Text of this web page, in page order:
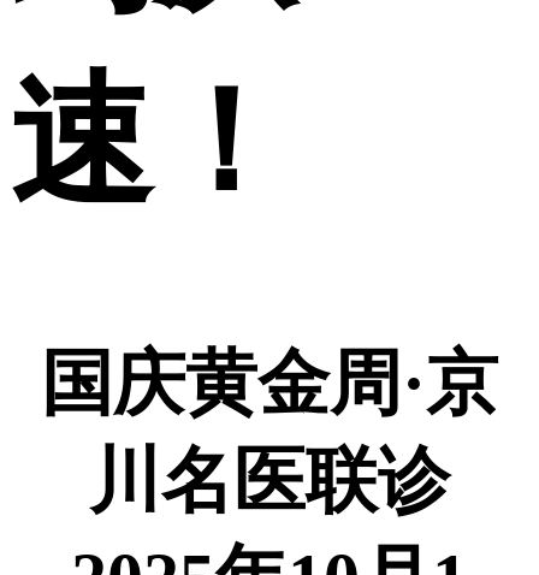
速！
国庆黄金周·京
川名医联诊